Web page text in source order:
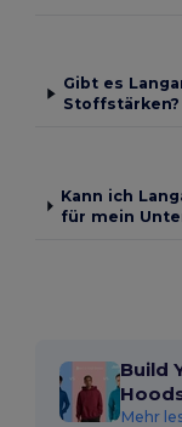
Gibt es
Stoffstärken?
Kann ich
für mein
Build
Mehr